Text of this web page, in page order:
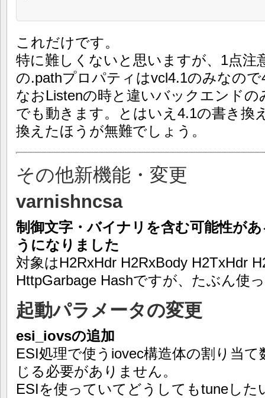
これだけです。
特に難しくないと思いますが、1点注
の.pathプロパティはvcl4.1のみなの
なおListenの時と違いバックエンドの
でも動きます。とはいえ4.1の書き換
換えたほうが無難でしょう。
その他新機能・変更
varnishncsa
制御文字・バイナリを含む可能性が
うになりました
対象はH2RxHdr H2RxBody H2TxHdr
HttpGarbage Hashですが、たぶん使
起動パラメータの変更
esi_iovsの追加
ESI処理で使うiovec構造体の割り当
じる必要がありません。
ESIを使っていてどうしてもtuneした